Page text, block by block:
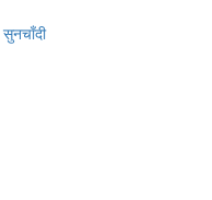
सुनचाँदी